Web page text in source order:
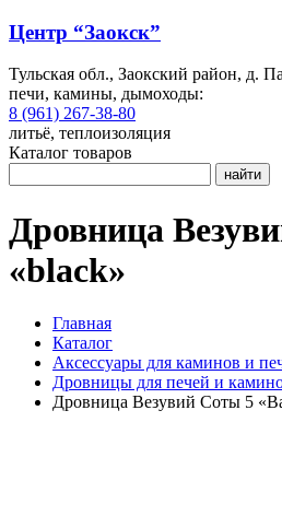
Центр “Заокск”
Тульская обл., Заокский район, д.
печи, камины, дымоходы:
8 (961) 267-38-80
литьё, теплоизоляция
Каталог товаров
найти
Дровница
«black»
Главная
Каталог
Аксессуары для каминов и
Дровницы для печей и
Дровница Везувий Соты 5